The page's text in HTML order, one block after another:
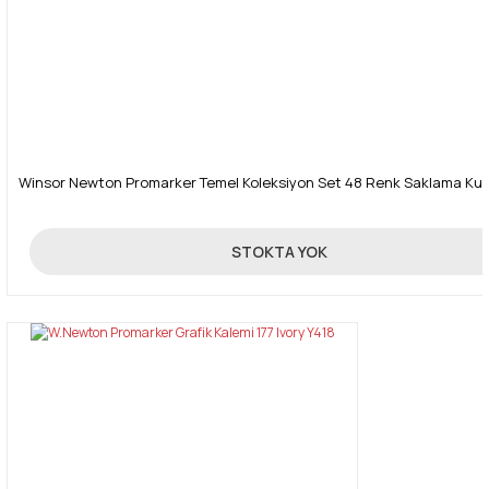
Winsor Newton Promarker Temel Koleksiyon Set 48 Renk Saklama
1.250,00 TL
STOKTA YOK